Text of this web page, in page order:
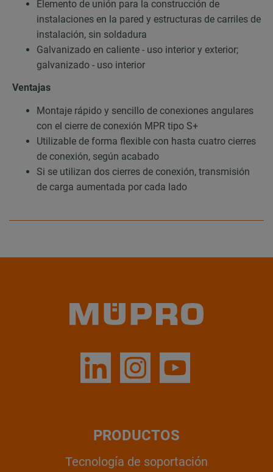
Elemento de unión para la construcción de
instalaciones en la pared y estructuras de carriles de
instalación, sin soldadura
Galvanizado en caliente - uso interior y exterior;
galvanizado - uso interior
Ventajas
Montaje rápido y sencillo de conexiones angulares
con el cierre de conexión MPR tipo S+
Utilizable de forma flexible con hasta cuatro cierres
de conexión, según acabado
Si se utilizan dos cierres de conexión, transmisión
de carga aumentada por cada lado
PRODUCTOS
Tecnología de soportación